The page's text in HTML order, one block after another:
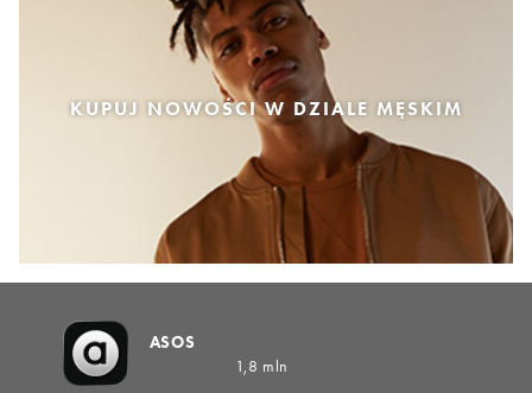
KUPUJ NOWOŚCI W DZIALE MĘSKIM
ASOS
1,8 mln